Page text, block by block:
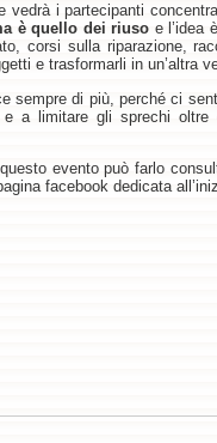
vedrà i partecipanti
è quello dei riuso e l’idea
corsi sulla riparazione,
e trasformarli in un’altra
sempre di più, perché ci
a limitare gli sprechi oltre
evento può farlo
facebook dedicata